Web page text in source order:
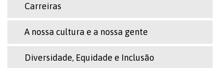
Carreiras
A nossa cultura e a nossa gente
Diversidade, Equidade e Inclusão